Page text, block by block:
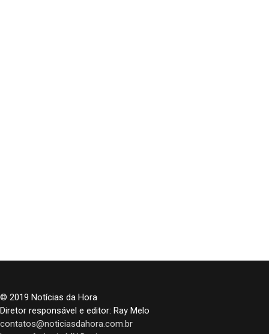
© 2019 Notícias da Hora
Diretor responsável e editor: Ray Melo
contatos@noticiasdahora.com.br